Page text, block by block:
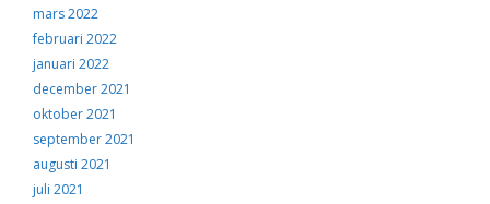
mars 2022
februari 2022
januari 2022
december 2021
oktober 2021
september 2021
augusti 2021
juli 2021